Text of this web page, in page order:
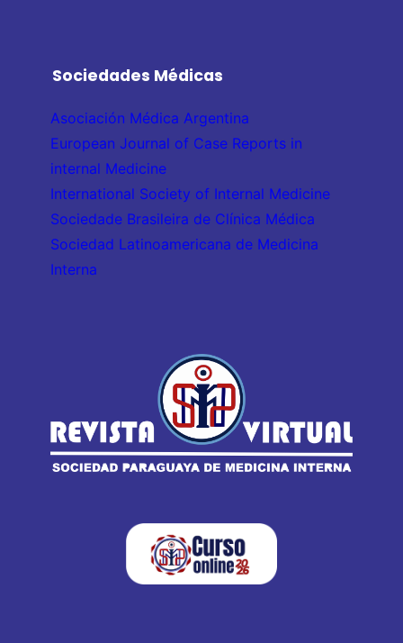
Sociedades Médicas
Asociación Médica Argentina
European Journal of Case Reports in
internal Medicine
International Society of Internal Medicine
Sociedade Brasileira de Clínica Médica
Sociedad Latinoamericana de Medicina
Interna